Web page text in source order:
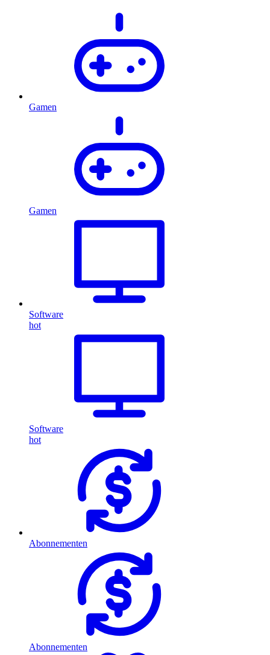
Gamen
Gamen
Software
hot
Software
hot
Abonnementen
Abonnementen